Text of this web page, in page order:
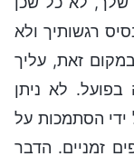
רגשותיך ולא
במקום זאת, עליך
לא ניתן
הסתמכות על
זמניים. הדבר